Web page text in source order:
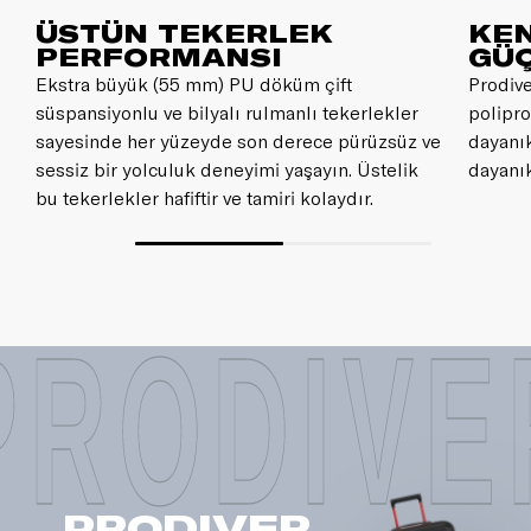
ÜSTÜN TEKERLEK
PERFORMANSI
Ekstra büyük (55 mm) PU döküm çift
süspansiyonlu ve bilyalı rulmanlı tekerlekler
sayesinde her yüzeyde son derece pürüzsüz ve
sessiz bir yolculuk deneyimi yaşayın. Üstelik
bu tekerlekler hafiftir ve tamiri kolaydır.